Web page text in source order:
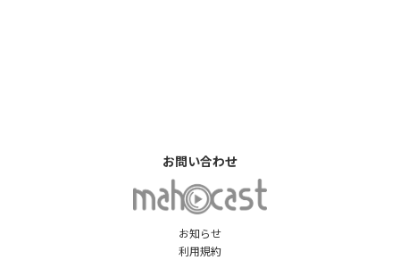
お知らせ
利用規約
お問い合わせ